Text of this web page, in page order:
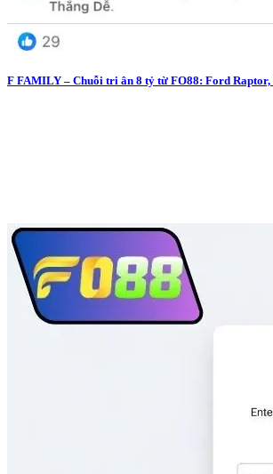
F FAMILY – Chuỗi tri ân 8 tỷ từ FO88: Ford Raptor,